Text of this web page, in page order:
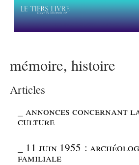
mémoire, histoire
Articles
_annonces concernant
culture
11 juin 1955 :
familiale